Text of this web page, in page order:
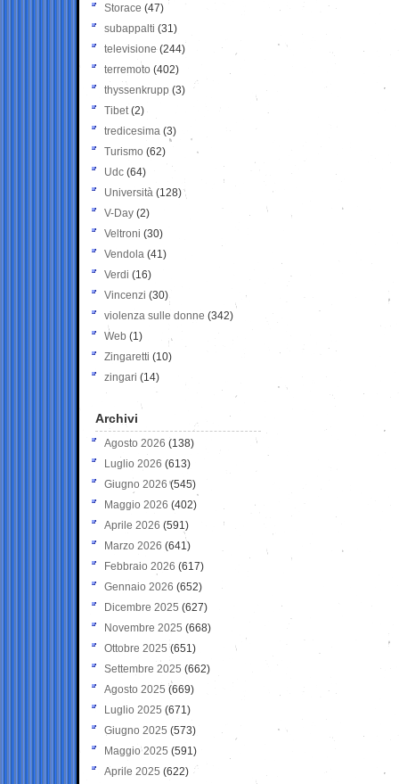
Storace (47)
subappalti (31)
televisione(244)
terremoto (402)
thyssenkrupp (3)
Tibet(2)
tredicesima (3)
Turismo (62)
Udc (64)
Università (128)
V-Day (2)
Veltroni (30)
Vendola (41)
Verdi (16)
Vincenzi (30)
violenza sulle donne (342)
Web (1)
Zingaretti (10)
zingari (14)
Archivi
Agosto 2026 (138)
Luglio 2026 (613)
Giugno 2026 (545)
Maggio 2026 (402)
Aprile 2026 (591)
Marzo 2026 (641)
Febbraio 2026 (617)
Gennaio 2026 (652)
Dicembre 2025 (627)
Novembre 2025 (668)
Ottobre 2025 (651)
Settembre 2025 (662)
Agosto 2025 (669)
Luglio 2025 (671)
Giugno 2025 (573)
Maggio 2025 (591)
Aprile 2025 (622)